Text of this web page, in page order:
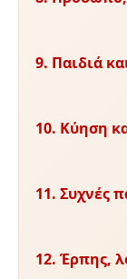
9. Παιδιά
10. Κύηση
11. Συχνές
12. Έρπης,